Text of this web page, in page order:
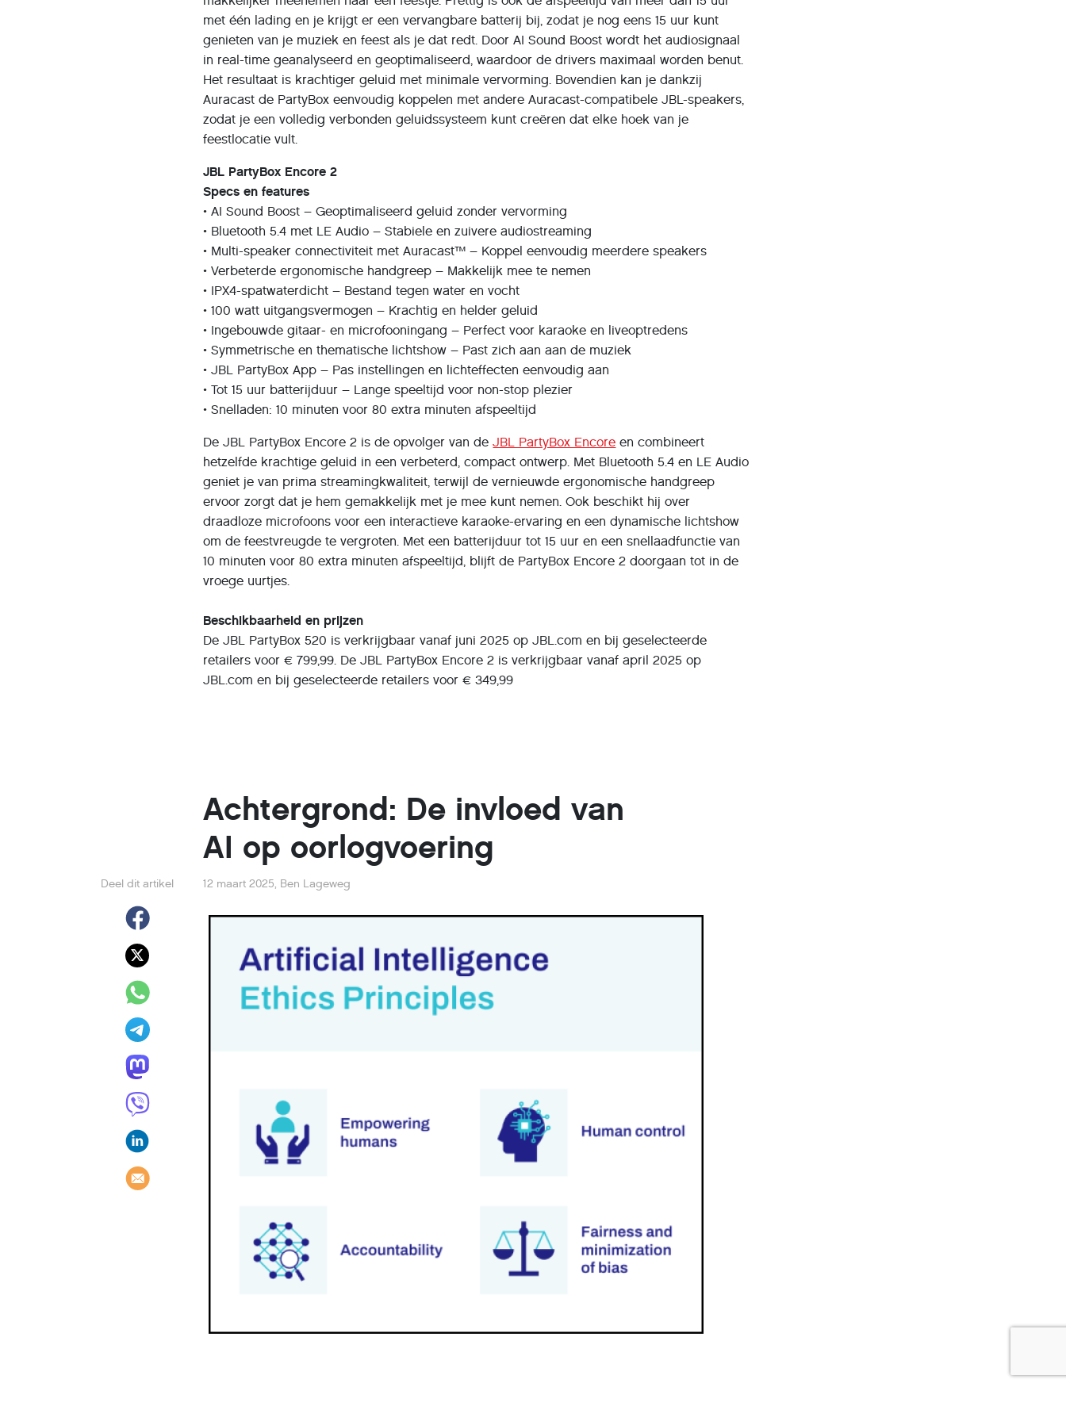
met één lading en je krijgt er een vervangbare batterij bij, zodat je nog eens 15 uur kunt
genieten van je muziek en feest als je dat redt. Door AI Sound Boost wordt het audiosignaal
in real-time geanalyseerd en geoptimaliseerd, waardoor de drivers maximaal worden benut.
Het resultaat is krachtiger geluid met minimale vervorming. Bovendien kan je dankzij
Auracast de PartyBox eenvoudig koppelen met andere Auracast-compatibele JBL-speakers,
zodat je een volledig verbonden geluidssysteem kunt creëren dat elke hoek van je
feestlocatie vult.
JBL PartyBox Encore 2
Specs en features
• AI Sound Boost – Geoptimaliseerd geluid zonder vervorming
• Bluetooth 5.4 met LE Audio – Stabiele en zuivere audiostreaming
• Multi-speaker connectiviteit met Auracast™ – Koppel eenvoudig meerdere speakers
• Verbeterde ergonomische handgreep – Makkelijk mee te nemen
• IPX4-spatwaterdicht – Bestand tegen water en vocht
• 100 watt uitgangsvermogen – Krachtig en helder geluid
• Ingebouwde gitaar- en microfooningang – Perfect voor karaoke en liveoptredens
• Symmetrische en thematische lichtshow – Past zich aan aan de muziek
• JBL PartyBox App – Pas instellingen en lichteffecten eenvoudig aan
• Tot 15 uur batterijduur – Lange speeltijd voor non-stop plezier
• Snelladen: 10 minuten voor 80 extra minuten afspeeltijd
De JBL PartyBox Encore 2 is de opvolger van deJBL PartyBox Encore en combineert
hetzelfde krachtige geluid in een verbeterd, compact ontwerp. Met Bluetooth 5.4 en LE Audio
geniet je van prima streamingkwaliteit, terwijl de vernieuwde ergonomische handgreep
ervoor zorgt dat je hem gemakkelijk met je mee kunt nemen. Ook beschikt hij over
draadloze microfoons voor een interactieve karaoke-ervaring en een dynamische lichtshow
om de feestvreugde te vergroten. Met een batterijduur tot 15 uur en een snellaadfunctie van
10 minuten voor 80 extra minuten afspeeltijd, blijft de PartyBox Encore 2 doorgaan tot in de
vroege uurtjes.
Beschikbaarheid en prijzen
De JBL PartyBox 520 is verkrijgbaar vanaf juni 2025 op JBL.com en bij geselecteerde
retailers voor € 799,99. De JBL PartyBox Encore 2 is verkrijgbaar vanaf april 2025 op
JBL.com en bij geselecteerde retailers voor € 349,99
Achtergrond: De invloed van
AI op oorlogvoering
Deel dit artikel 12 maart 2025, Ben Lageweg